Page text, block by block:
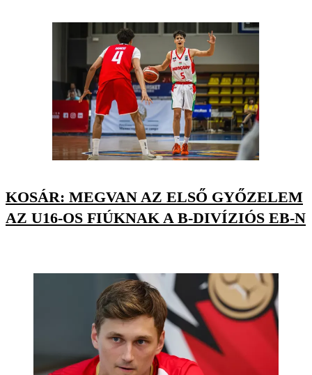
KOSÁR: MEGVAN AZ ELSŐ GYŐZELEM
AZ U16-OS FIÚKNAK A B-DIVÍZIÓS EB-N